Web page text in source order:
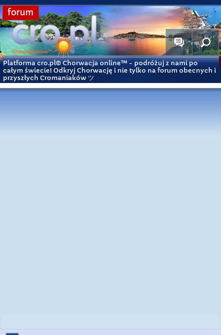
forum
Platforma cro.pl© Chorwacja online™ - podróżuj z nami po
całym świecie! Odkryj Chorwację i nie tylko na forum obecnych i
przyszłych Cromaniaków ツ